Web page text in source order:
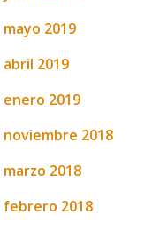
mayo 2019
abril 2019
enero 2019
noviembre 2018
marzo 2018
febrero 2018